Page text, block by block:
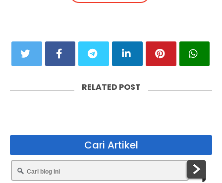
RELATED POST
Cari Artikel